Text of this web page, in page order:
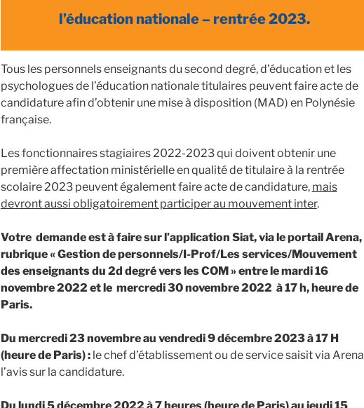
l’éducation nationale – rentrée 2023.
Tous les personnels enseignants du second degré, d’éducation et les
psychologues de l’éducation nationale titulaires peuvent faire acte de
candidature afin d’obtenir une mise à disposition (MAD) en Polynésie
française.
Les fonctionnaires stagiaires 2022-2023 qui doivent obtenir une
première affectation ministérielle en qualité de titulaire à la rentrée
scolaire 2023 peuvent également faire acte de candidature, mais
devront aussi obligatoirement participer au mouvement inter.
Votre demande est à faire sur l’application Siat, via le portail Arena,
rubrique « Gestion de personnels/I-Prof/Les services/Mouvement
des enseignants du 2d degré vers les COM » entre le mardi 16
novembre 2022 et le mercredi 30 novembre 2022 à 17 h, heure de
Paris.
Du mercredi 23 novembre au vendredi 9 décembre 2023 à 17 H
(heure de Paris) :le chef d’établissement ou de service saisit via Arena
l’avis sur la candidature.
Du lundi 5 décembre 2022 à 7 heures (heure de Paris) au jeudi 15